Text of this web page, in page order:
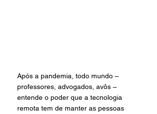
Após a pandemia, todo mundo –
professores, advogados, avôs –
entende o poder que a tecnologia
remota tem de manter as pessoas